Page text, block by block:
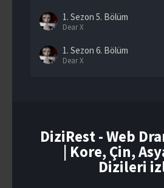
1. Sezon 5. Bölüm
Dear X
1. Sezon 6. Bölüm
Dear X
1. Sezon9. Bölüm
Dear X
DiziRest - Web
| Kore, Çin,
Dizileri